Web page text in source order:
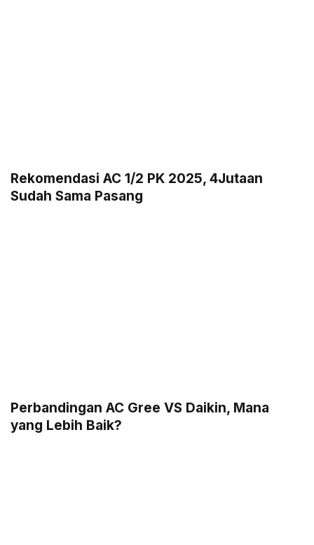
Rekomendasi AC 1/2 PK 2025, 4Jutaan
Sudah Sama Pasang
Perbandingan AC Gree VS Daikin, Mana
yang Lebih Baik?